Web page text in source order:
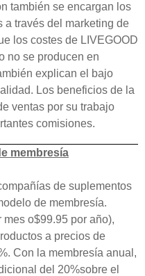
también se encargan los
a través del marketing de
los costes de LIVEGOOD
no se producen en
explican el bajo
Los beneficios de la
ventas por su trabajo
comisiones.
membresía
de suplementos
de membresía.
o$99.95 por año),
a precios de
Con la membresía anual,
del 20%sobre el